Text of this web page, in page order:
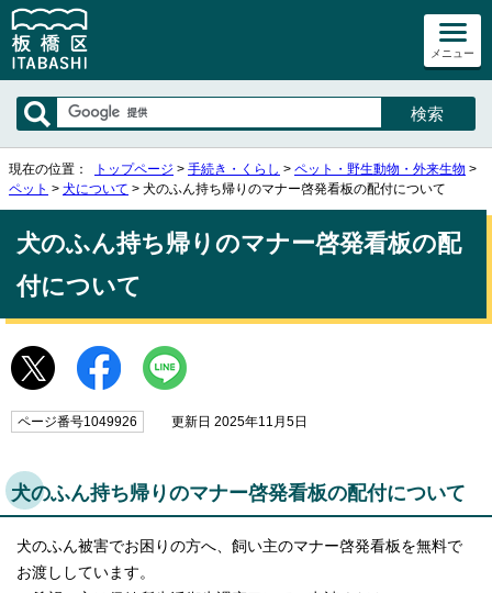
メニュー
現在の位置： トップページ > 手続き・くらし > ペット・野生動物・外来生物 >
ペット > 犬について > 犬のふん持ち帰りのマナー啓発看板の配付について
犬のふん持ち帰りのマナー啓発看板の配
付について
ページ番号1049926 更新日 2025年11月5日
犬のふん持ち帰りのマナー啓発看板の配付について
犬のふん被害でお困りの方へ、飼い主のマナー啓発看板を無料で
お渡ししています。